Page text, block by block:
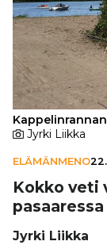
Jyrki Liikka
ELÄMÄNMENO
Kokko veti
Jyrki Liikka